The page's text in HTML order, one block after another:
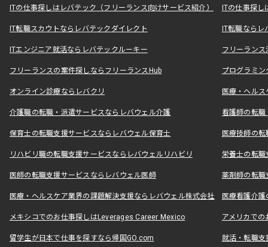
ITの仕事探しはレバテック（フリーランス向けサービス紹介） ITの仕事探
IT転職スカウトならレバテックダイレクト IT転職なら
ITエンジニア就活ならレバテックルーキー フリーラン
フリーランスの案件探しならフリーランスHub プログラミ
オンライン診療ならレバクリ 医療・ヘル
介護職の転職・派遣サービスならレバウェル介護 看護師の転
保育士の転職支援サービスならレバウェル保育士 医療技師の
リハビリ職の転職支援サービスならレバウェルリハビリ 栄養士の転
医師の転職支援サービスならレバウェル医師 薬剤師の転
医療・ヘルスケア業界の課題解決支援ならレバウェル株式会社 医療看護介
メキシコでのお仕事探しはLeverages Career Mexico アメリカで
留学生が日本で仕事を探すなら帰国GO.com 就活・転職